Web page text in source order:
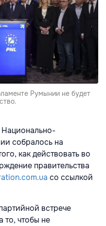
Румынии не будет
Национально-
собралось на
как действовать во
правительства
со ссылкой
встрече
то, чтобы не